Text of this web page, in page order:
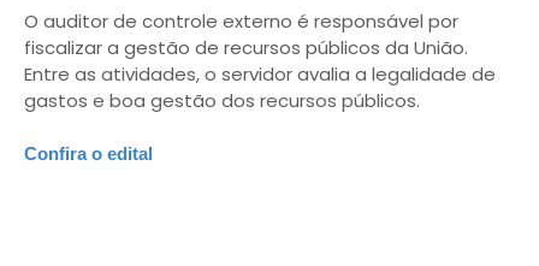
O auditor de controle externo é responsável por
fiscalizar a gestão de recursos públicos da União.
Entre as atividades, o servidor avalia a legalidade de
gastos e boa gestão dos recursos públicos.
Confira o edital